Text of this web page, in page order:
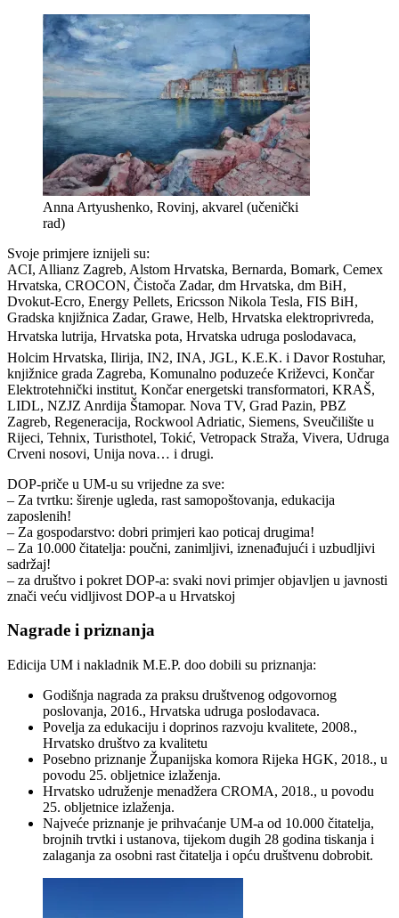
Anna Artyushenko, Rovinj, akvarel (učenički
rad)
Svoje primjere iznijeli su:
ACI, Allianz Zagreb, Alstom Hrvatska, Bernarda, Bomark, Cemex
Hrvatska, CROCON, Čistoča Zadar, dm Hrvatska, dm BiH,
Dvokut-Ecro, Energy Pellets, Ericsson Nikola Tesla, FIS BiH,
Gradska knjižnica Zadar, Grawe, Helb, Hrvatska elektroprivreda,
Hrvatska lutrija, Hrvatska pota, Hrvatska udruga poslodavaca,
Holcim Hrvatska, Ilirija, IN2, INA, JGL, K.E.K. i Davor Rostuhar,
knjižnice grada Zagreba, Komunalno poduzeće Križevci, Končar
Elektrotehnički institut, Končar energetski transformatori, KRAŠ,
LIDL, NZJZ Anrdija Štamopar. Nova TV, Grad Pazin, PBZ
Zagreb, Regeneracija, Rockwool Adriatic, Siemens, Sveučilište u
Rijeci, Tehnix, Turisthotel, Tokić, Vetropack Straža, Vivera, Udruga
Crveni nosovi, Unija nova… i drugi.
DOP-priče u UM-u su vrijedne za sve:
– Za tvrtku: širenje ugleda, rast samopoštovanja, edukacija
zaposlenih!
– Za gospodarstvo: dobri primjeri kao poticaj drugima!
– Za 10.000 čitatelja: poučni, zanimljivi, iznenađujući i uzbudljivi
sadržaj!
– za društvo i pokret DOP-a: svaki novi primjer objavljen u javnosti
znači veću vidljivost DOP-a u Hrvatskoj
Nagrade i priznanja
Edicija UM i nakladnik M.E.P. doo dobili su priznanja:
Godišnja nagrada za praksu društvenog odgovornog
poslovanja, 2016., Hrvatska udruga poslodavaca.
Povelja za edukaciju i doprinos razvoju kvalitete, 2008.,
Hrvatsko društvo za kvalitetu
Posebno priznanje Županijska komora Rijeka HGK, 2018., u
povodu 25. obljetnice izlaženja.
Hrvatsko udruženje menadžera CROMA, 2018., u povodu
25. obljetnice izlaženja.
Najveće priznanje je prihvaćanje UM-a od 10.000 čitatelja,
brojnih trvtki i ustanova, tijekom dugih 28 godina tiskanja i
zalaganja za osobni rast čitatelja i opću društvenu dobrobit.